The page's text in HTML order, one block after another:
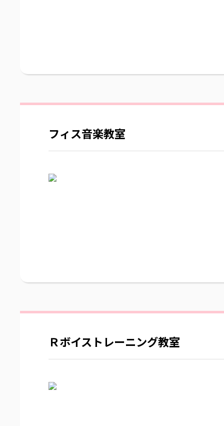
フィス音楽教室
Ｒボイストレーニング教室